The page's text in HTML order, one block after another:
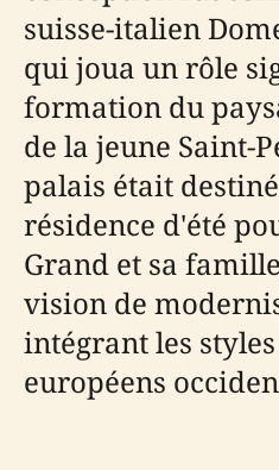
suisse-italien
qui joua un rôle
formation du
de la jeune Saint-
palais était
résidence d'été
Grand et sa
vision de
intégrant les
européens